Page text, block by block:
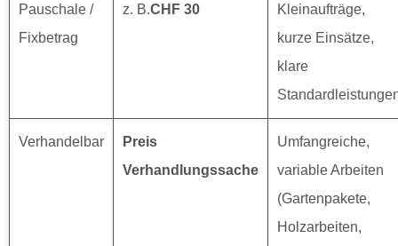
Pauschale /
Fixbetrag
z. B.CHF 30
Kleinaufträge,
kurze Einsätze,
klare
Verhandelbar
Preis
Verhandlungssache
Umfangreiche,
variable Arbeiten
(Gartenpakete,
Holzarbeiten,